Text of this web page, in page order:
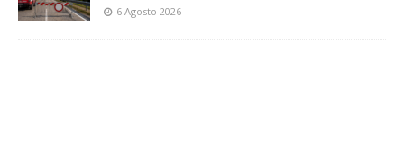
6 Agosto 2026